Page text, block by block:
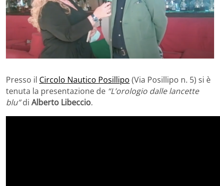
Presso il Circolo Nautico Posillipo (Via Posillipo n. 5) si è
tenuta la presentazione de “L’orologio dalle lancette
blu”di Alberto Libeccio.